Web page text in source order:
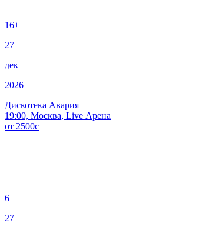
16+
27
дек
2026
Дискотека Авария
19:00, Москва, Live Арена
от 2500c
6+
27